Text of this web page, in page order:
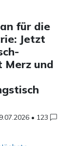
für die
Jetzt
Merz und
• 123